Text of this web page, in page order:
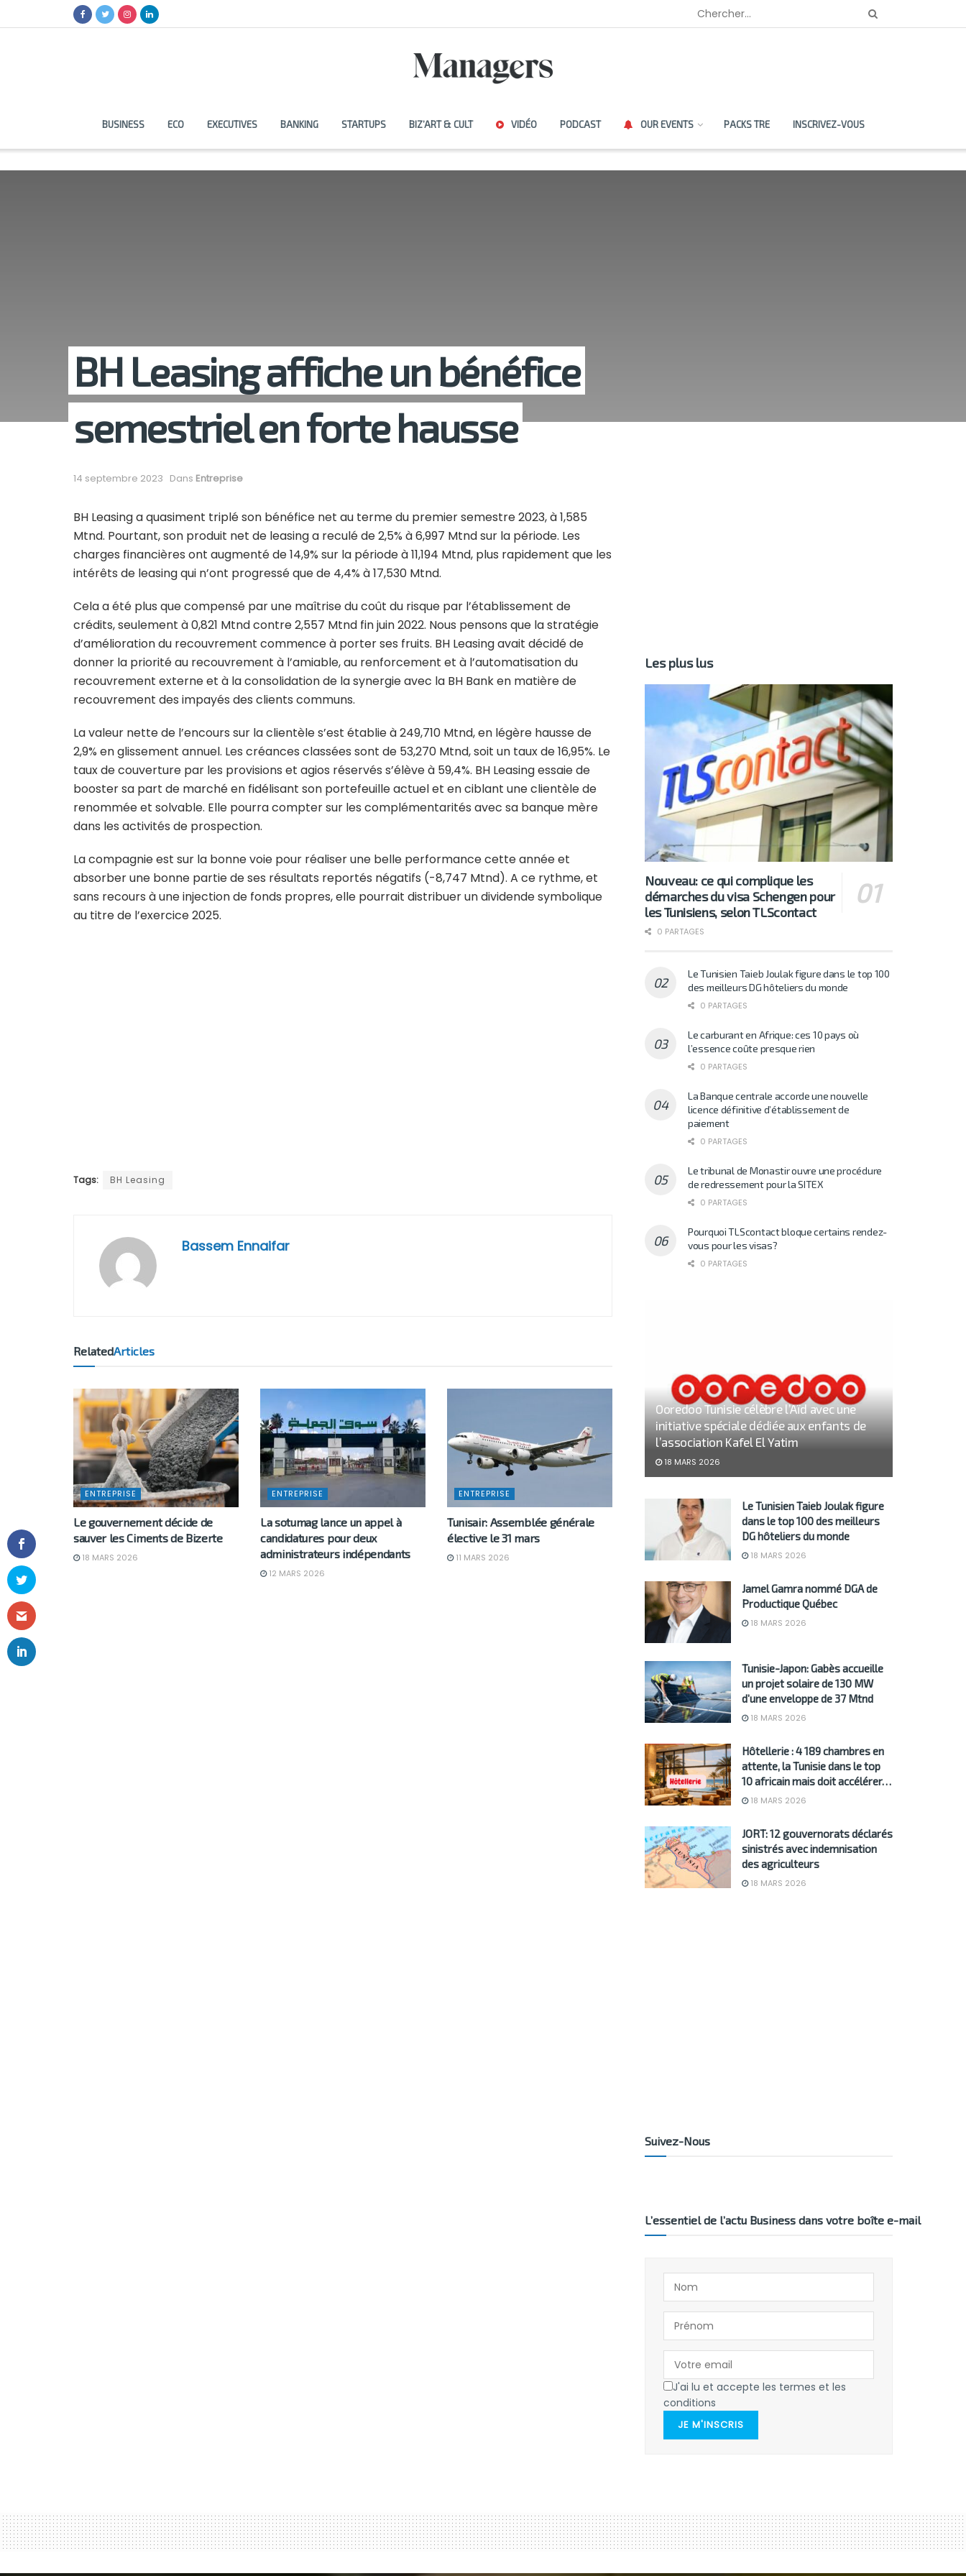
BUSINESS ECO EXECUTIVES BANKING STARTUPS BIZ’ART & CULT VIDÉO PODCAST OUR EVENTS PACKS TRE INSCRIVEZ-VOUS
BH Leasing affiche un bénéfice
semestriel en forte hausse
14 septembre 2023 Dans Entreprise
BH Leasing a quasiment triplé son bénéfice net au terme du premier semestre 2023, à 1,585
Mtnd. Pourtant, son produit net de leasing a reculé de 2,5% à 6,997 Mtnd sur la période. Les
charges financières ont augmenté de 14,9% sur la période à 11,194 Mtnd, plus rapidement que les
intérêts de leasing qui n’ont progressé que de 4,4% à 17,530 Mtnd.
Cela a été plus que compensé par une maîtrise du coût du risque par l’établissement de
crédits, seulement à 0,821 Mtnd contre 2,557 Mtnd fin juin 2022. Nous pensons que la stratégie
d’amélioration du recouvrement commence à porter ses fruits. BH Leasing avait décidé de
donner la priorité au recouvrement à l’amiable, au renforcement et à l’automatisation du
recouvrement externe et à la consolidation de la synergie avec la BH Bank en matière de
recouvrement des impayés des clients communs.
La valeur nette de l’encours sur la clientèle s’est établie à 249,710 Mtnd, en légère hausse de
2,9% en glissement annuel. Les créances classées sont de 53,270 Mtnd, soit un taux de 16,95%. Le
taux de couverture par les provisions et agios réservés s’élève à 59,4%. BH Leasing essaie de
booster sa part de marché en fidélisant son portefeuille actuel et en ciblant une clientèle de
renommée et solvable. Elle pourra compter sur les complémentarités avec sa banque mère
dans les activités de prospection.
La compagnie est sur la bonne voie pour réaliser une belle performance cette année et
absorber une bonne partie de ses résultats reportés négatifs (-8,747 Mtnd). A ce rythme, et
sans recours à une injection de fonds propres, elle pourrait distribuer un dividende symbolique
au titre de l’exercice 2025.
Tags: BH Leasing
Bassem Ennaifar
RelatedArticles
ENTREPRISE
Le gouvernement décide de
sauver les Ciments de Bizerte
18 MARS 2026
ENTREPRISE
La sotumag lance un appel à
candidatures pour deux
administrateurs indépendants
12 MARS 2026
ENTREPRISE
Tunisair: Assemblée générale
élective le 31 mars
11 MARS 2026
Les plus lus
Nouveau: ce qui complique les
démarches du visa Schengen pour
les Tunisiens, selon TLScontact
0 PARTAGES
Le Tunisien Taieb Joulak figure dans le top 100
des meilleurs DG hôteliers du monde
0 PARTAGES
Le carburant en Afrique: ces 10 pays où
l’essence coûte presque rien
0 PARTAGES
La Banque centrale accorde une nouvelle
licence définitive d’établissement de
paiement
0 PARTAGES
Le tribunal de Monastir ouvre une procédure
de redressement pour la SITEX
0 PARTAGES
Pourquoi TLScontact bloque certains rendez-
vous pour les visas?
0 PARTAGES
Ooredoo Tunisie célèbre l’Aïd avec une
initiative spéciale dédiée aux enfants de
l’association Kafel El Yatim
18 MARS 2026
Le Tunisien Taieb Joulak figure
dans le top 100 des meilleurs
DG hôteliers du monde
18 MARS 2026
Jamel Gamra nommé DGA de
Productique Québec
18 MARS 2026
Tunisie-Japon: Gabès accueille
un projet solaire de 130 MW
d’une enveloppe de 37 Mtnd
18 MARS 2026
Hôtellerie : 4 189 chambres en
attente, la Tunisie dans le top
10 africain mais doit accélérer…
18 MARS 2026
JORT: 12 gouvernorats déclarés
sinistrés avec indemnisation
des agriculteurs
18 MARS 2026
Suivez-Nous
L’essentiel de l’actu Business dans votre boîte e-mail
J'ai lu et accepte les termes et les
conditions
JE M'INSCRIS